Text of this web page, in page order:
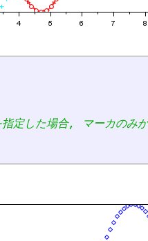
定した場合, マーカのみ